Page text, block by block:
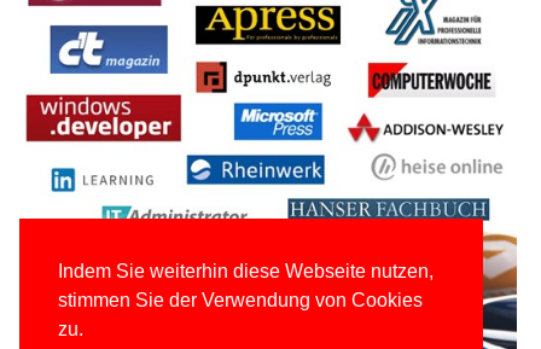
Indem Sie weiterhin diese Webseite nutzen,
stimmen Sie der Verwendung von Cookies
zu.